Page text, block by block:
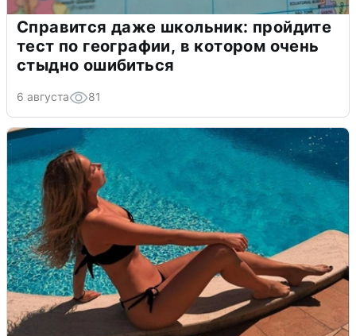
Справится даже школьник: пройдите
тест по географии, в котором очень
стыдно ошибиться
6 августа 81